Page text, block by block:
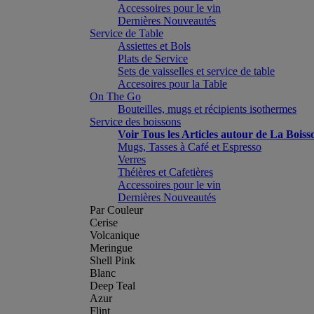
Accessoires pour le vin
Dernières Nouveautés
Service de Table
Assiettes et Bols
Plats de Service
Sets de vaisselles et service de table
Accesoires pour la Table
On The Go
Bouteilles, mugs et récipients isothermes
Service des boissons
Voir Tous les Articles autour de La
Mugs, Tasses à Café et Espresso
Verres
Théières et Cafetières
Accessoires pour le vin
Dernières Nouveautés
Par Couleur
Cerise
Volcanique
Meringue
Shell Pink
Blanc
Deep Teal
Azur
Flint